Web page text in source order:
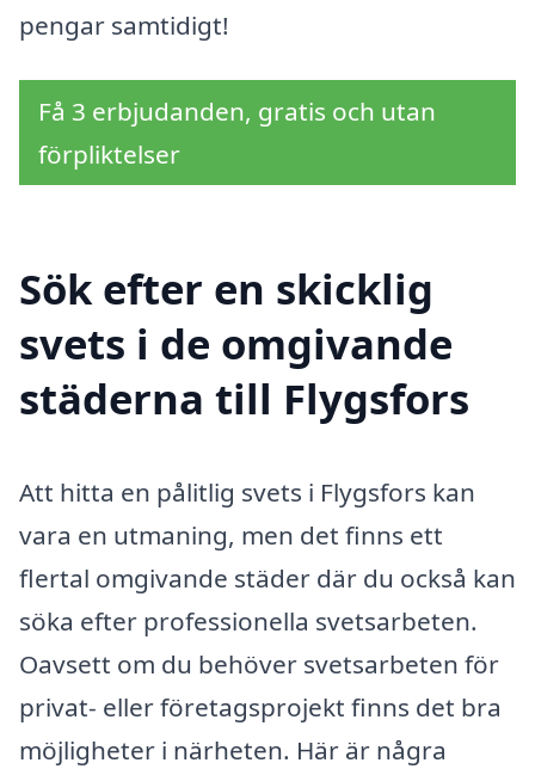
pengar samtidigt!
Få 3 erbjudanden, gratis och utan
förpliktelser
Sök efter en skicklig
svets i de omgivande
städerna till Flygsfors
Att hitta en pålitlig svets i Flygsfors kan
vara en utmaning, men det finns ett
flertal omgivande städer där du också kan
söka efter professionella svetsarbeten.
Oavsett om du behöver svetsarbeten för
privat- eller företagsprojekt finns det bra
möjligheter i närheten. Här är några